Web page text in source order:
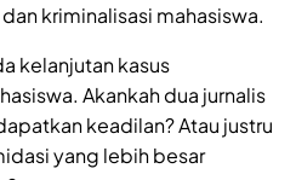
kriminalisasi mahasiswa.
kelanjutan kasus
Akankah dua jurnalis
keadilan? Atau justru
yang lebih besar